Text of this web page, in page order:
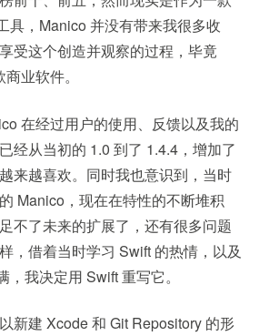
具，Manico 并没有带来我很多收
受这个创造并观察的过程，毕竟
业软件。
在经过用户的使用、反馈以及我的
经从当初的 1.0 到了 1.4.4，增加了
来越喜欢。同时我也意识到，当时
Manico，现在在特性的不断堆积
不了未来的扩展了，还有很多问题
，借着当时学习 Swift 的热情，以及
我决定用 Swift 重写它。
新建 Xcode 和 Git Repository 的形